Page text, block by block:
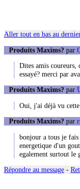
Aller tout en bas au
Produits Maxims? par
Dites amis coureurs,
essayé? merci par
Produits Maxims? par
Oui, j'ai déjà vu cette
Produits Maxims? par
bonjour a tous je
energetique d'un
egalement surtout le
Répondre au message -